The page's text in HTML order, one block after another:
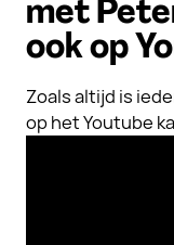
met
ook op
Zoals altijd is
op het Youtube